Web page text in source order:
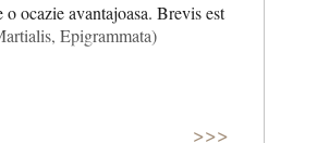
o ocazie avantajoasa. Brevis est
Epigrammata)
>>>